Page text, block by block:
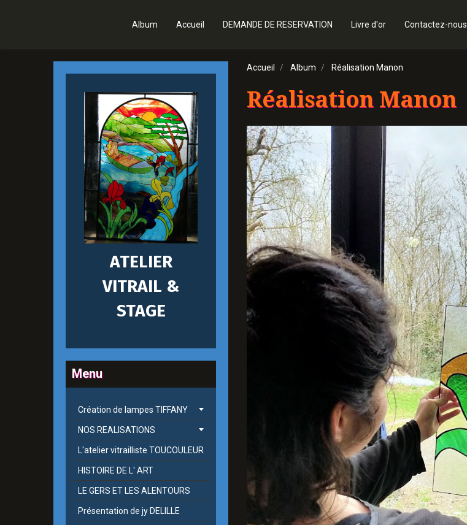
Album Accueil DEMANDE DE RESERVATION Livre d'or Contactez-nous
Accueil Album Réalisation Manon
Réalisation Manon
ATELIER
VITRAIL &
STAGE
Menu
Création de lampes TIFFANY
NOS REALISATIONS
L'atelier vitrailliste TOUCOULEUR
HISTOIRE DE L' ART
LE GERS ET LES ALENTOURS
Présentation de jy DELILLE